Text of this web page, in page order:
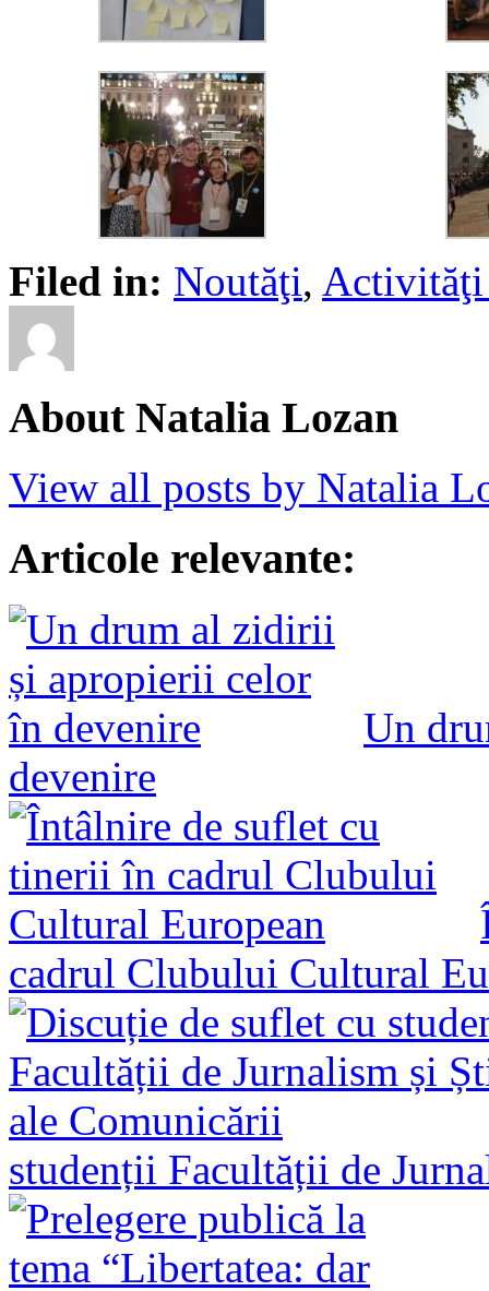
Filed in: Noutăţi, Activităţi
About Natalia Lozan
View all posts by Natalia
Articole relevante:
Un
devenire
cadrul Clubului Cultural
studenții Facultății de